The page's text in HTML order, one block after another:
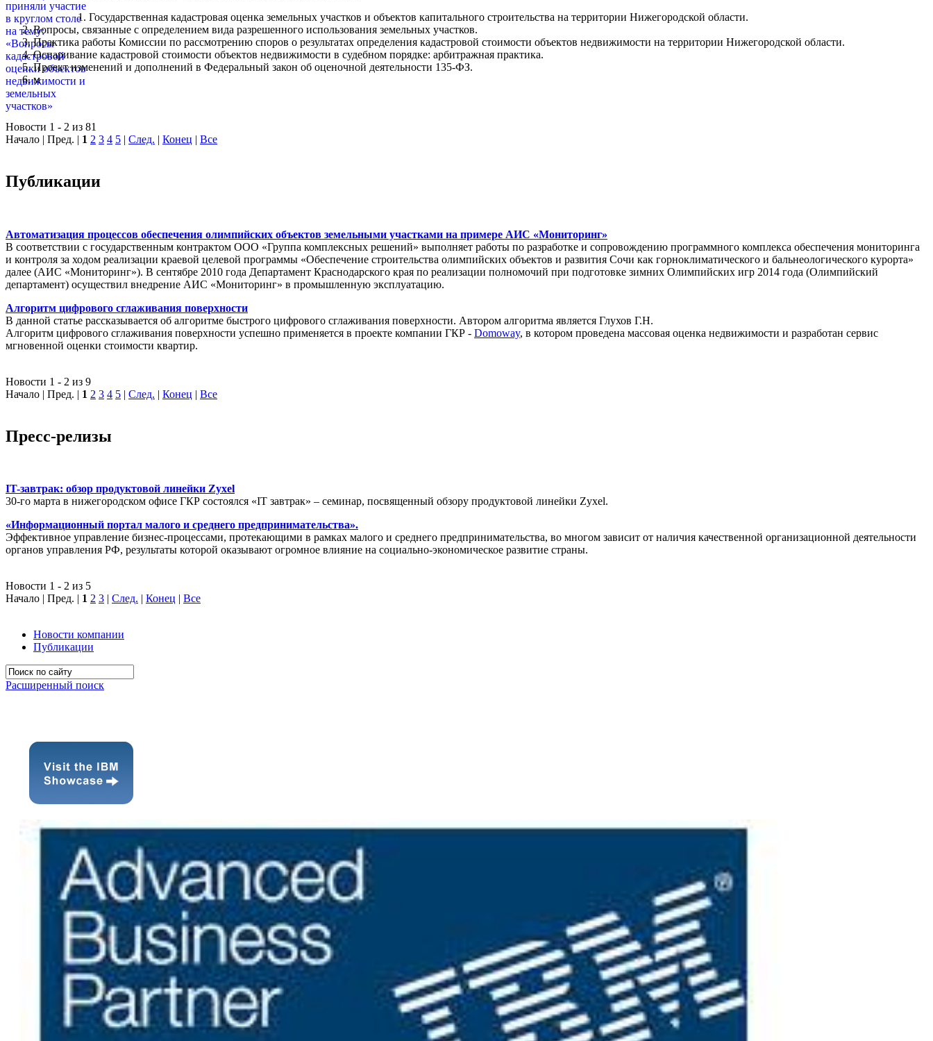
Государственная кадастровая оценка земельных участков и объектов капитального строительства на территории Нижегородской области.
Вопросы, связанные с определением вида разрешенного использования земельных участков.
Практика работы Комиссии по рассмотрению споров о результатах определения кадастровой стоимости объектов недвижимости на территории Нижегородской области.
Оспаривание кадастровой стоимости объектов недвижимости в судебном порядке: арбитражная практика.
Проект изменений и дополнений в Федеральный закон об оценочной деятельности 135-ФЗ.
м
Новости 1 - 2 из 81
Начало | Пред. | 1 2 3 4 5 | След. | Конец | Все
Публикации
Автоматизация процессов обеспечения олимпийских объектов земельными участками на примере АИС «Мониторинг»
В соответствии с государственным контрактом ООО «Группа комплексных решений» выполняет работы по разработке и сопровождению программного комплекса обеспечения мониторинга
и контроля за ходом реализации краевой целевой программы «Обеспечение строительства олимпийских объектов и развития Сочи как горноклиматического и бальнеологического курорта»
далее (АИС «Мониторинг»). В сентябре 2010 года Департамент Краснодарского края по реализации полномочий при подготовке зимних Олимпийских игр 2014 года (Олимпийский
департамент) осуществил внедрение АИС «Мониторинг» в промышленную эксплуатацию.
Алгоритм цифрового сглаживания поверхности
В данной статье рассказывается об алгоритме быстрого цифрового сглаживания поверхности. Автором алгоритма является Глухов Г.Н.
Алгоритм цифрового сглаживания поверхности успешно применяется в проекте компании ГКР - Domoway, в котором проведена массовая оценка недвижимости и разработан сервис
мгновенной оценки стоимости квартир.
Новости 1 - 2 из 9
Начало | Пред. | 1 2 3 4 5 | След. | Конец | Все
Пресс-релизы
IT-завтрак: обзор продуктовой линейки Zyxel
30-го марта в нижегородском офисе ГКР состоялся «IT завтрак» – семинар, посвященный обзору продуктовой линейки Zyxel.
«Информационный портал малого и среднего предпринимательства».
Эффективное управление бизнес-процессами, протекающими в рамках малого и среднего предпринимательства, во многом зависит от наличия качественной организационной деятельности
органов управления РФ, результаты которой оказывают огромное влияние на социально-экономическое развитие страны.
Новости 1 - 2 из 5
Начало | Пред. | 1 2 3 | След. | Конец | Все
Новости компании
Публикации
Расширенный поиск